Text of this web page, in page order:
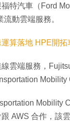
福特汽車（Ford
動雲端服務。
算落地 HPE開拓
雲端服務，
Mobility
AWS 合作，該